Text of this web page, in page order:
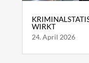
WIRKT
24. April 2026